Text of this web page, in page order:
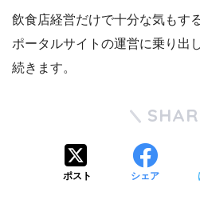
飲食店経営だけで十分な気もす
ポータルサイトの運営に乗り出
続きます。
ポスト シェア